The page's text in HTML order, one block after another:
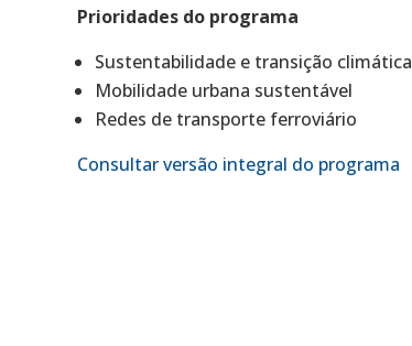
Prioridades do programa
Sustentabilidade e transição climática
Mobilidade urbana sustentável
Redes de transporte ferroviário
Consultar versão integral do programa